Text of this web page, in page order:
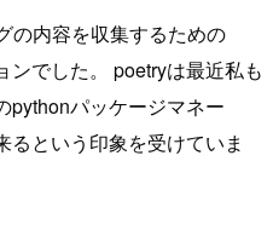
の内容を収集するための
ンでした。 poetryは最近私も
pythonパッケージマネー
るという印象を受けていま